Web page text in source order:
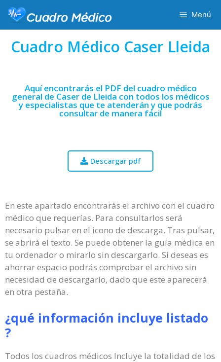
Menú
Cuadro Médico Caser Lleida
Aquí encontrarás el PDF del cuadro médico
general de Caser de Lleida con todos los médicos
y especialistas que te atenderán y que podrás
consultar de manera fácil
Descargar pdf
En este apartado encontrarás el archivo con el cuadro
médico que requerías. Para consultarlos será
necesario pulsar en el icono de descarga. Tras pulsar,
se abrirá el texto. Se puede obtener la guía médica en
tu ordenador o mirarlo sin descargarlo. Si deseas es
ahorrar espacio podrás comprobar el archivo sin
necesidad de descargarlo, dado que este aparecerá
en otra pestaña.
¿qué información incluye listado
?
Todos los cuadros médicos Incluye la totalidad de los